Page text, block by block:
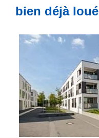
bien déjà
Crédit
consommation
immobilier
Espace